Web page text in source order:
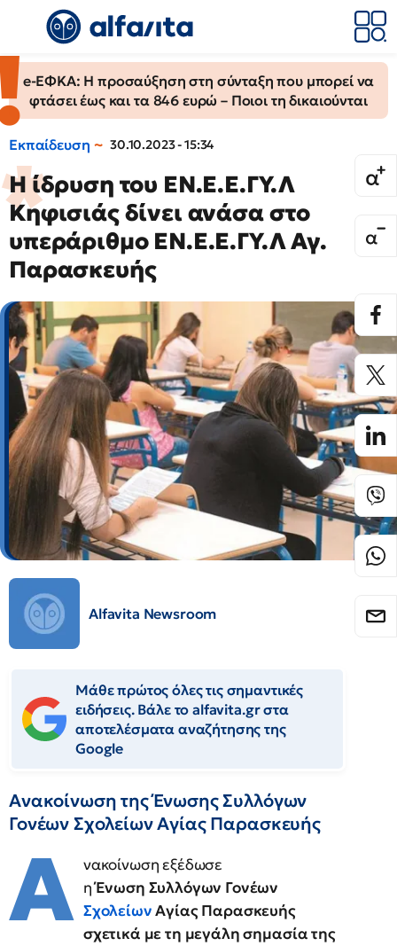
e-ΕΦΚΑ: Η προσαύξηση στη σύνταξη που μπορεί να
φτάσει έως και τα 846 ευρώ – Ποιοι τη δικαιούνται
Εκπαίδευση 30.10.2023 - 15:34
Η ίδρυση του ΕΝ.Ε.Ε.ΓΥ.Λ
Κηφισιάς δίνει ανάσα στο
υπεράριθμο ΕΝ.Ε.Ε.ΓΥ.Λ Αγ.
Παρασκευής
Alfavita Newsroom
Μάθε πρώτος όλες τις σημαντικές
ειδήσεις. Βάλε το alfavita.gr στα
αποτελέσματα αναζήτησης της
Google
Ανακοίνωση της Ένωσης Συλλόγων
Γονέων Σχολείων Αγίας Παρασκευής
Α νακοίνωση εξέδωσε
ηΈνωση Συλλόγων Γονέων
ΣχολείωνΑγίας Παρασκευής
σχετικά με τη μεγάλη σημασία της